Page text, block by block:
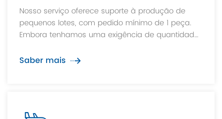
Nosso serviço oferece suporte à produção de
pequenos lotes, com pedido mínimo de 1 peça.
Embora tenhamos uma exigência de quantidade
podemos ajustar a quantidade do pedido de
Saber mais